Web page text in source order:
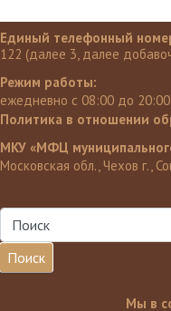
Единый телефонный
122 (далее 3, далее
Режим работы:
ежедневно с 08:00 до 20:00
Политика в отношении
МКУ «МФЦ
Московская обл., Чехов г.,
Поиск
Мы в